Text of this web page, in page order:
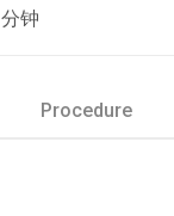
分钟
Procedure